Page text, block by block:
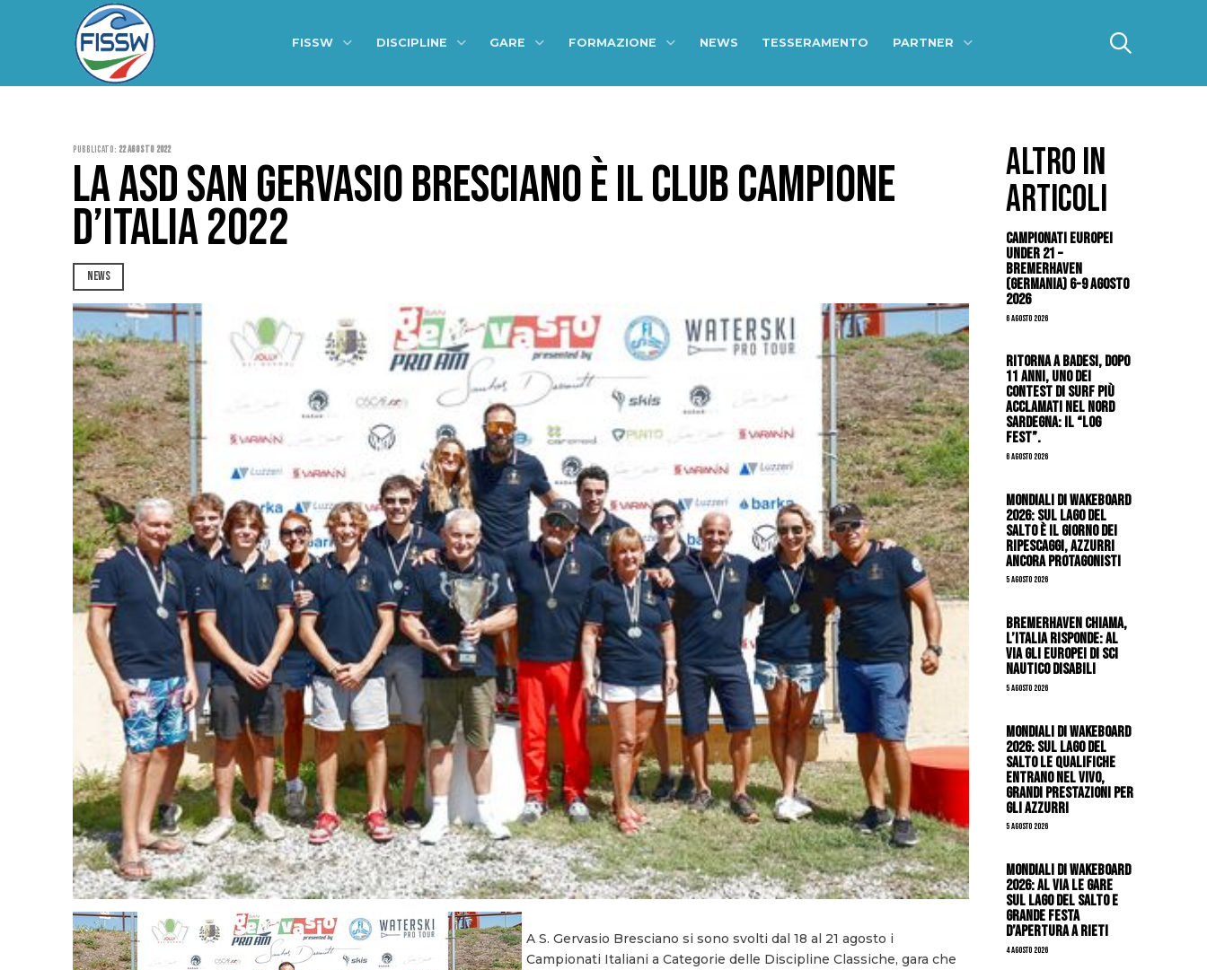
FISSW DISCIPLINE GARE FORMAZIONE NEWS TESSERAMENTO PARTNER
Pubblicato: 22 Agosto 2022
LA ASD SAN GERVASIO BRESCIANO È IL CLUB CAMPIONE
D’ITALIA 2022
NEWS
A S. Gervasio Bresciano si sono svolti dal 18 al 21 agosto i
Campionati Italiani a Categorie delle Discipline Classiche, gara che
ALTRO IN
ARTICOLI
Campionati Europei
Under 21 –
Bremerhaven
(Germania) 6-9 agosto
2026
6 Agosto 2026
Ritorna a Badesi, dopo
11 anni, uno dei
contest di surf più
acclamati nel nord
Sardegna: il “Log
Fest”.
6 Agosto 2026
Mondiali di Wakeboard
2026: sul Lago del
Salto è il giorno dei
ripescaggi, azzurri
ancora protagonisti
5 Agosto 2026
Bremerhaven chiama,
l’Italia risponde: al
via gli Europei di Sci
Nautico Disabili
5 Agosto 2026
Mondiali di Wakeboard
2026: sul Lago del
Salto le qualifiche
entrano nel vivo,
grandi prestazioni per
gli azzurri
5 Agosto 2026
Mondiali di Wakeboard
2026: al via le gare
sul Lago del Salto e
grande festa
d’apertura a Rieti
4 Agosto 2026